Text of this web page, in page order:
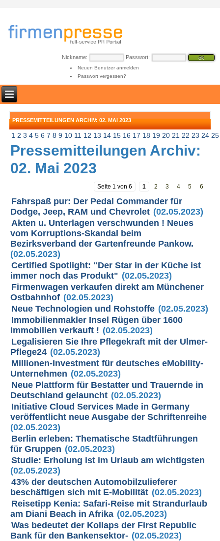
Nickname: Passwort:
Neuen Benutzer anmelden
Passwort vergessen?
PRESSEMITTEILUNGEN ARCHIV: 02. MAI 2023
1 2 3 4 5 6 7 8 9 10 11 12 13 14 15 16 17 18 19 20 21 22 23 24 25
Pressemitteilungen Archiv:
02. Mai 2023
Seite 1 von 6 1 2 3 4 5 6
Fahrspaß pur: Der Pedal Commander für
Dodge, Jeep, RAM und Chevrolet (02.05.2023)
Akten u. Unterlagen verschwunden ! Neues
vom Korruptions-Skandal beim
Bezirksverband der Gartenfreunde Pankow.
(02.05.2023)
Certified Spotlight: "Der Star in der Küche ist
immer noch das Produkt" (02.05.2023)
Firmenwagen verkaufen direkt am Münchener
Ostbahnhof (02.05.2023)
Neue Technologien und Rohstoffe (02.05.2023)
Immobilienmakler Insel Rügen über 1600
Immobilien verkauft ! (02.05.2023)
Legalisieren Sie Ihre Pflegekraft mit der Ulmer-
Pflege24 (02.05.2023)
Millionen-Investment für deutsches eMobility-
Unternehmen (02.05.2023)
Neue Plattform für Bestatter und Trauernde in
Deutschland gelauncht (02.05.2023)
Initiative Cloud Services Made in Germany
veröffentlicht neue Ausgabe der Schriftenreihe
(02.05.2023)
Berlin erleben: Thematische Stadtführungen
für Gruppen (02.05.2023)
Studie: Erholung ist im Urlaub am wichtigsten
(02.05.2023)
43% der deutschen Automobilzulieferer
beschäftigen sich mit E-Mobilität (02.05.2023)
Reisetipp Kenia: Safari-Reise mit Strandurlaub
am Diani Beach in Afrika (02.05.2023)
Was bedeutet der Kollaps der First Republic
Bank für den Bankensektor- (02.05.2023)